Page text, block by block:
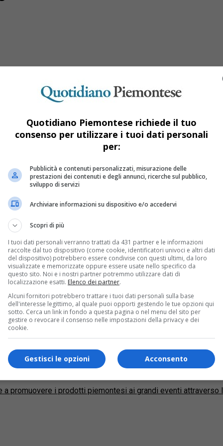
promozione di vini piemontesi di
milioni di euro a favore del comparto vitivinicolo per i
prodotti agroalimentari e vitivinicoli
promuovere i prodotti piemontesi ai grandi eventi
Quotidiano Piemontese richiede il tuo
consenso per utilizzare i tuoi dati personali
per:
Pubblicità e contenuti personalizzati, misurazione delle
prestazioni dei contenuti e degli annunci, ricerche sul pubblico,
sviluppo di servizi
Archiviare informazioni su dispositivo e/o accedervi
Scopri di più
I tuoi dati personali verranno trattati da 431 partner e le informazioni
raccolte dal tuo dispositivo (come cookie, identificatori univoci e altri dati
del dispositivo) potrebbero essere condivise con questi ultimi, da loro
visualizzate e memorizzate oppure essere usate nello specifico da
questo sito. Noi e i nostri partner potremmo utilizzare dati di
localizzazione esatti. Elenco dei partner.
Alcuni fornitori potrebbero trattare i tuoi dati personali sulla base
dell'interesse legittimo, al quale puoi opporti gestendo le tue opzioni qui
sotto. Cerca un link in fondo a questa pagina o nel menu del sito per
gestire o revocare il consenso nelle impostazioni della privacy e dei
cookie.
Acconsento
Gestisci le opzioni